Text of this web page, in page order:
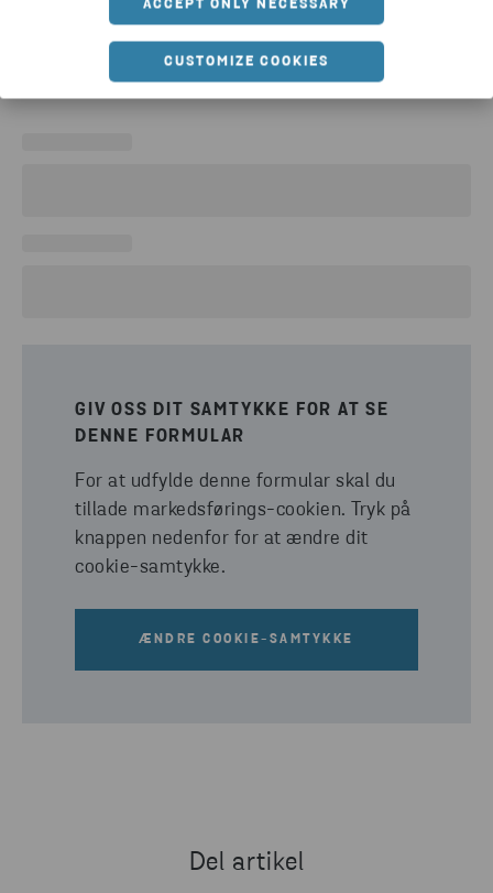
ACCEPT ONLY NECESSARY
CUSTOMIZE COOKIES
GIV OSS DIT SAMTYKKE FOR AT SE
DENNE FORMULAR
For at udfylde denne formular skal du
tillade markedsførings-cookien. Tryk på
knappen nedenfor for at ændre dit
cookie-samtykke.
ÆNDRE COOKIE-SAMTYKKE
Del artikel